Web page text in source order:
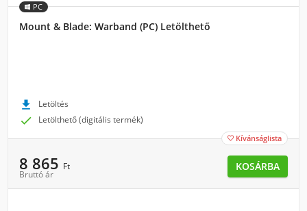
PC
Mount & Blade: Warband (PC) Letölthető
 Letöltés
 Letölthető (digitális termék)
 Kívánságlista
8 865 Ft
Bruttó ár
KOSÁRBA